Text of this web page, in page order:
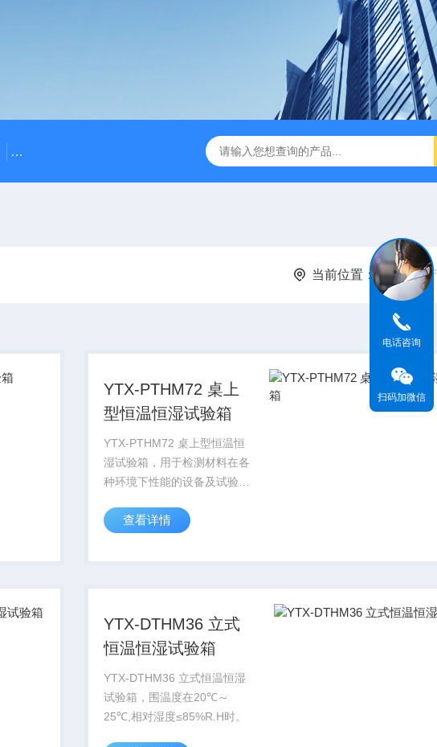
YTX-BIR步入式高温老化房 立式恒温恒湿试验箱 订制高温老化试
当前位置：首页
YTX-PTHM72 桌上
型恒温恒湿试验箱
YTX-PTHM72 桌上型恒温恒
湿试验箱，用于检测材料在各
种环境下性能的设备及试验各
湿性能。适用于电子、电器、
品、金属、食品、化学、建
查看详情
YTX-DTHM36 立式
恒温恒湿试验箱
YTX-DTHM36 立式恒温恒湿
试验箱，围温度在20℃～
25℃,相对湿度≤85%R.H时。
电话咨询
扫码加微信